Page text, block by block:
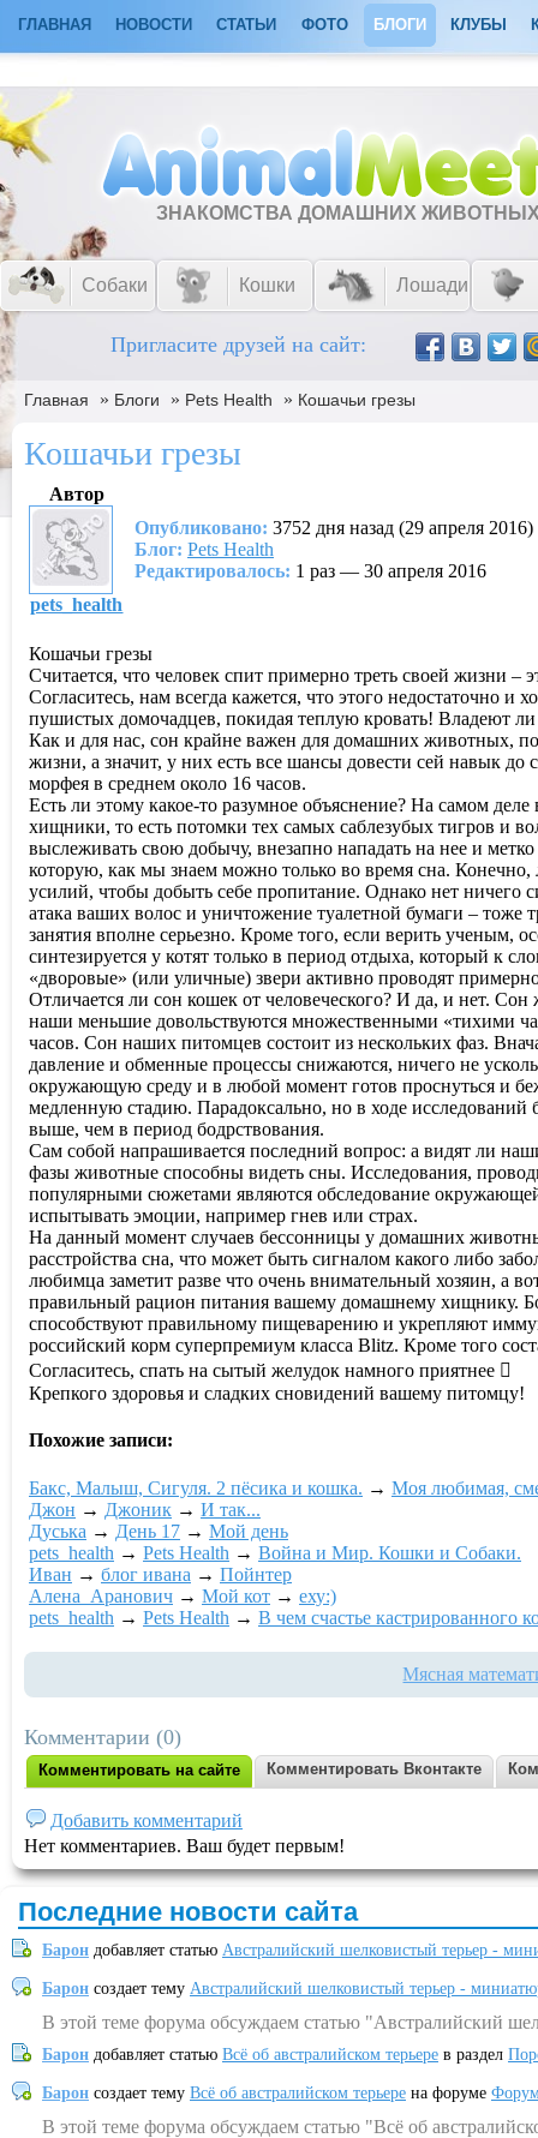
ГЛАВНАЯ НОВОСТИ СТАТЬИ ФОТО БЛОГИ КЛУБЫ
ЗНАКОМСТВА ДОМАШНИХ
Собаки Кошки Лошади
Пригласите друзей на сайт:
Главная » Блоги » Pets Health » Кошачьи грезы
Кошачьи грезы
Автор
pets_health
Опубликовано: 3752 дня назад (29 апреля 2016)
Блог: Pets Health
Редактировалось: 1 раз — 30 апреля 2016
Кошачьи грезы
Считается, что человек спит примерно треть своей жизни –
Согласитесь, нам всегда кажется, что этого недостаточно
пушистых домочадцев, покидая теплую кровать! Владеют
Как и для нас, сон крайне важен для домашних животных,
жизни, а значит, у них есть все шансы довести сей навык
морфея в среднем около 16 часов.
Есть ли этому какое-то разумное объяснение? На самом
хищники, то есть потомки тех самых саблезубых тигров и
выслеживать свою добычу, внезапно нападать на нее и
которую, как мы знаем можно только во время сна.
усилий, чтобы добыть себе пропитание. Однако нет ничего
атака ваших волос и уничтожение туалетной бумаги –
занятия вполне серьезно. Кроме того, если верить ученым,
синтезируется у котят только в период отдыха, который к
«дворовые» (или уличные) звери активно проводят
Отличается ли сон кошек от человеческого? И да, и нет.
наши меньшие довольствуются множественными «тихими
часов. Сон наших питомцев состоит из нескольких фаз.
давление и обменные процессы снижаются, ничего не
окружающую среду и в любой момент готов проснуться и
медленную стадию. Парадоксально, но в ходе исследований
выше, чем в период бодрствования.
Сам собой напрашивается последний вопрос: а видят ли
фазы животные способны видеть сны. Исследования,
популярными сюжетами являются обследование
испытывать эмоции, например гнев или страх.
На данный момент случаев бессонницы у домашних
расстройства сна, что может быть сигналом какого либо
любимца заметит разве что очень внимательный хозяин, а
правильный рацион питания вашему домашнему хищнику.
способствуют правильному пищеварению и укрепляют
российский корм суперпремиум класса Blitz. Кроме того
Согласитесь, спать на сытый желудок намного приятнее 
Крепкого здоровья и сладких сновидений вашему питомцу!
Похожие записи:
Бакс, Малыш, Сигуля. 2 пёсика и кошка. → Моя любимая,
Джон → Джоник → И так...
Дуська → День 17 → Мой день
pets_health → Pets Health → Война и Мир. Кошки и Собаки.
Ивaн → блог ивaна → Пойнтер
Алена_Аранович → Мой кот → еху:)
pets_health → Pets Health → В чем счастье кастрированного
Мясная
Комментарии (0)
Комментировать на сайте Комментировать Вконтакте
Добавить комментарий
Нет комментариев. Ваш будет первым!
Последние новости сайта
Барон добавляет статью Австралийский шелковистый терьер -
Барон создает тему Австралийский шелковистый терьер -
В этой теме форума обсуждаем статью "Австралийский
Барон добавляет статью Всё об австралийском терьере в раздел
Барон создает тему Всё об австралийском терьере на форуме
В этой теме форума обсуждаем статью "Всё об